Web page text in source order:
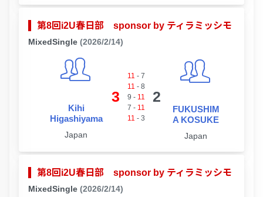
第8回i2U春日部 sponsor by ティラミッシモ
MixedSingle (2026/2/14)
Kihi
Higashiyama
Japan
3
11 - 7
11 - 8
9 - 11
7 - 11
11 - 3
2
FUKUSHIM
A KOSUKE
Japan
第8回i2U春日部 sponsor by ティラミッシモ
MixedSingle (2026/2/14)